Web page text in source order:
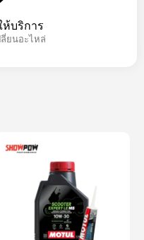
ห้บริการ
ยนอะไหล่